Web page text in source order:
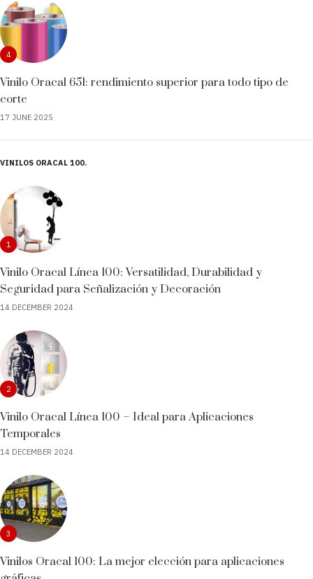
4
Vinilo Oracal 651: rendimiento superior para todo tipo de
corte
17 JUNE 2025
VINILOS ORACAL 100
1
Vinilo Oracal Línea 100: Versatilidad, Durabilidad y
Seguridad para Señalización y Decoración
14 DECEMBER 2024
2
Vinilo Oracal Línea 100 – Ideal para Aplicaciones
Temporales
14 DECEMBER 2024
3
Vinilos Oracal 100: La mejor elección para aplicaciones